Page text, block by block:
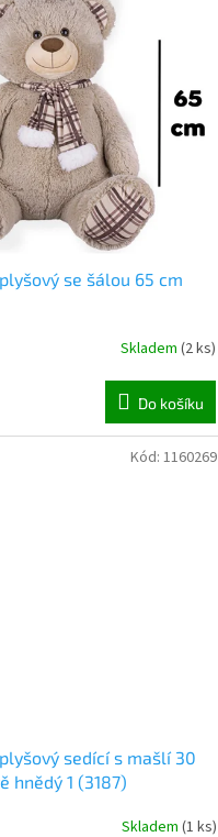
se šálou 65 cm
Skladem (2 ks)
Do košíku
sedící s mašlí 30
hnědý 1 (3187)
Skladem (1 ks)
Kód: 1160269